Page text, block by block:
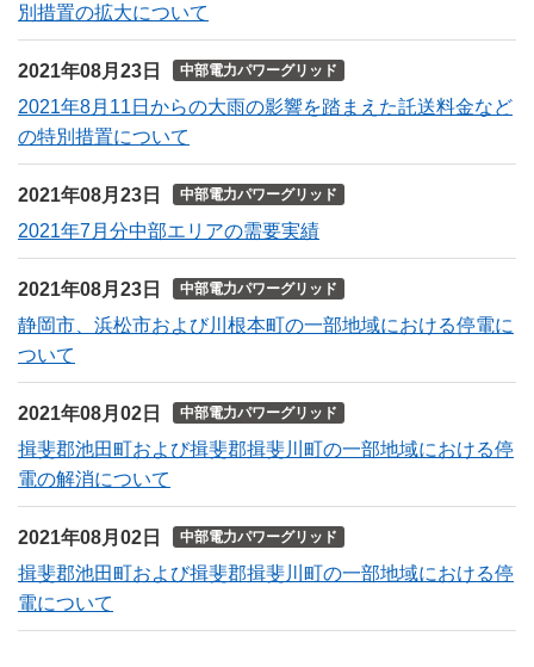
別措置の拡大について
2021年08月23日 中部電力パワーグリッド
2021年8月11日からの大雨の影響を踏まえた託送料金など
の特別措置について
2021年08月23日 中部電力パワーグリッド
2021年7月分中部エリアの需要実績
2021年08月23日 中部電力パワーグリッド
静岡市、浜松市および川根本町の一部地域における停電に
ついて
2021年08月02日 中部電力パワーグリッド
揖斐郡池田町および揖斐郡揖斐川町の一部地域における停
電の解消について
2021年08月02日 中部電力パワーグリッド
揖斐郡池田町および揖斐郡揖斐川町の一部地域における停
電について